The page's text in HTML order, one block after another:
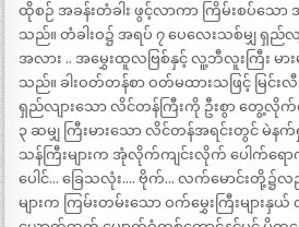
ထိုစဉ် အခန်းတံခါး ဖွင့်လာကာ ကြိမ်းစပ်သော
သည်။ တံခါးဝ၌ အရပ် ၇ ပေလေးသစ်မျှ ရှည်လျ
အလား .. အမွှေးထူလဗြစ်နှင့် လူ့ဘီလူးကြီး မာ
သည်။ ခါးဝတ်တန်စာ ဝတ်မထားသဖြင့် မြင်း
ရှည်လျားသော လိင်တန်ကြီးကို ဦးစွာ တွေ့
၃ ဆမျှ ကြီးမားသော လိင်တန်အရင်းတွင် မဲန
သန်ကြီးများက အုံလိုက်ကျင်းလိုက် ပေါက်ရေ
ပေါင်… ခြေသလုံး…. ဗိုက်… လက်မောင်းတို့၌လ
များက ကြမ်းတမ်းသော ဝက်မွှေးကြီးများနှ